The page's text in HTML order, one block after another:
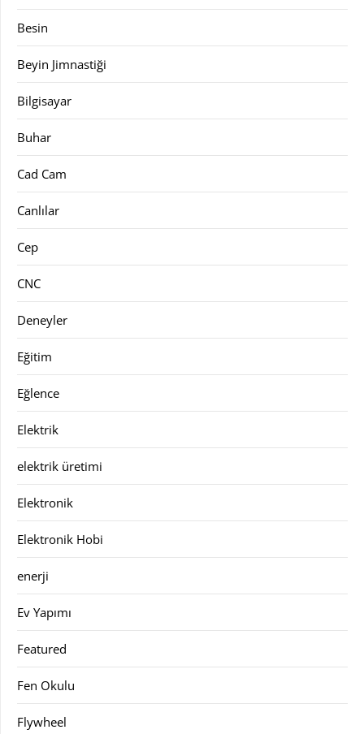
Besin
Beyin Jimnastiği
Bilgisayar
Buhar
Cad Cam
Canlılar
Cep
CNC
Deneyler
Eğitim
Eğlence
Elektrik
elektrik üretimi
Elektronik
Elektronik Hobi
enerji
Ev Yapımı
Featured
Fen Okulu
Flywheel